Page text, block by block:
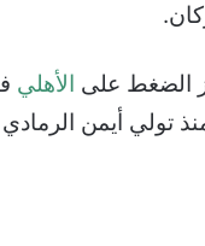
الضغط على الأهلي
تولي أيمن الرمادي